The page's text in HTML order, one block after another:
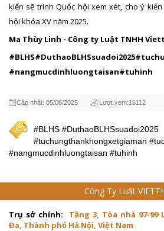
kiến sẽ trình Quốc hội xem xét, cho ý
hội khóa XV năm 2025.
Ma Thùy Linh - Công ty Luật TNHH
#nangmucdinhluongtaisan#tuhinh
Cập nhật: 05/06/2025 Lượt xem:16112
#BLHS #DuthaoBLHSsuadoi2025
#tuchungthankhongxetgiaman
#nangmucdinhluongtaisan #tuhinh
Công Ty Luật
Trụ sở chính:
Tầng 3, Tòa nhà 97-
Đa, Thành phố Hà Nội, Việt Nam